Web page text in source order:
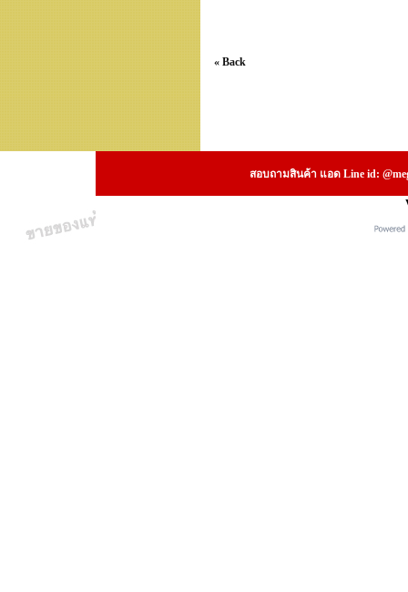
« Back
สอบถามสินค้า แอด Line id: